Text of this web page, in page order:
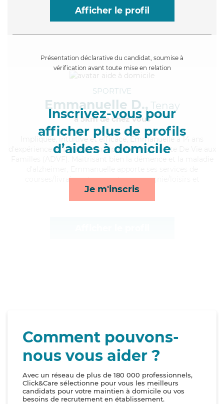
Afficher le profil
Présentation déclarative du candidat, soumise à
vérification avant toute mise en relation
Inscrivez-vous pour
afficher plus de profils
d’aides à domicile
Je m'inscris
SPORTIVE
Emmanuelle D., Tenay
à 5km de chez Vous
, intuitive et efficace, Emmanuelle a 14 ans
d'expérience et possède un diplôme d'Assistante De Vie aux
courses/livraison, transports, compagnie/loisirs et
toilette/habillage*
Comment pouvons-
nous vous aider ?
Avec un réseau de plus de 180 000 professionnels,
Click&Care sélectionne pour vous les meilleurs
candidats pour votre maintien à domicile ou vos
besoins de recrutement en établissement.